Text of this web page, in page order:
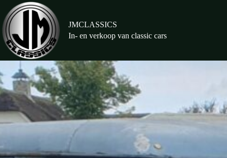
naar
de
inhoud
JMCLASSICS
In- en verkoop van classic cars